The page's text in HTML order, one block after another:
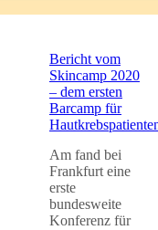
Bericht vom
Skincamp 2020
– dem ersten
Barcamp für
Am fand bei
Frankfurt eine
erste
bundesweite
Konferenz für